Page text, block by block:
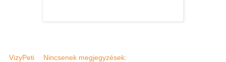
VizyPeti Nincsenek megjegyzések: